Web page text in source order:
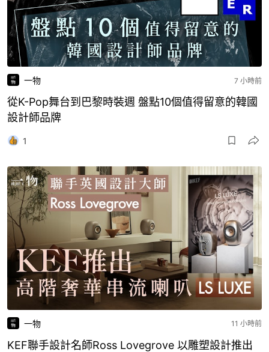
一物 7 小時前
從K-Pop舞台到巴黎時裝週 盤點10個值得留意的韓國
設計師品牌
1
一物 11 小時前
KEF聯手設計名師Ross Lovegrove 以雕塑設計推出